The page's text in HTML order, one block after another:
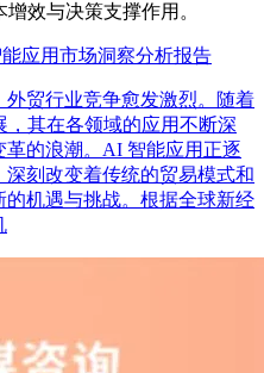
效与决策支撑作用。
应用市场洞察分析报告
贸行业竞争愈发激烈。随着
其在各领域的应用不断深
革的浪潮。AI 智能应用正逐
刻改变着传统的贸易模式和
机遇与挑战。根据全球新经